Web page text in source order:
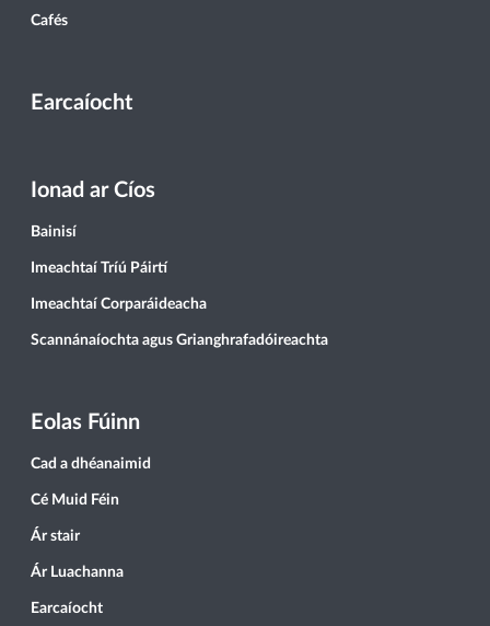
Cafés
Earcaíocht
Ionad ar Cíos
Bainisí
Imeachtaí Tríú Páirtí
Imeachtaí Corparáideacha
Scannánaíochta agus Grianghrafadóireachta
Eolas Fúinn
Cad a dhéanaimid
Cé Muid Féin
Ár stair
Ár Luachanna
Earcaíocht